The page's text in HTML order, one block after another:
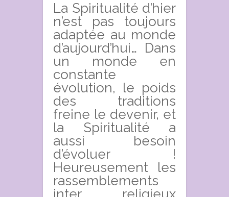
La Spiritualité d’hier
n’est pas toujours
adaptée au monde
d’aujourd’hui… Dans
un monde en
constante
évolution, le poids
des traditions
freine le devenir, et
la Spiritualité a
aussi besoin
d’évoluer !
Heureusement les
rassemblements
inter religieux